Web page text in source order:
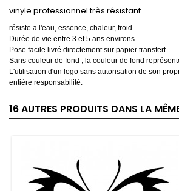
vinyle professionnel très résistant
résiste a l'eau, essence, chaleur, froid.
Durée de vie entre 3 et 5 ans environs
Pose facile livré directement sur papier transfert.
Sans couleur de fond , la couleur de fond
L'utilisation d'un logo sans autorisation de son
entière responsabilité.
16 AUTRES PRODUITS DANS LA